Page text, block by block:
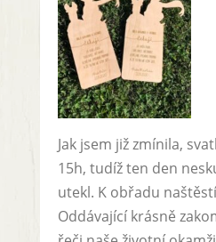
Jak jsem již zmínila,
15h, tudíž ten den
utekl. K obřadu
Oddávající krásně